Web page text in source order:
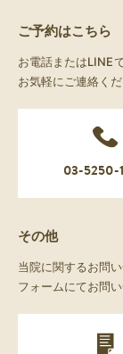
ご予約はこちら
お電話またはLINE
お気軽にご連絡くだ
03-5250-
その他
当院に関するお問い
フォームにてお問